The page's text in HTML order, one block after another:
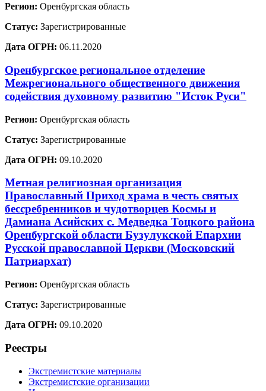
Регион: Оренбургская область
Статус: Зарегистрированные
Дата ОГРН: 06.11.2020
Оренбургское региональное отделение
Межрегионального общественного движения
содействия духовному развитию "Исток Руси"
Регион: Оренбургская область
Статус: Зарегистрированные
Дата ОГРН: 09.10.2020
Метная религиозная организация
Православный Приход храма в честь святых
бессребренников и чудотворцев Космы и
Дамиана Асийских с. Медведка Тоцкого района
Оренбургской области Бузулукской Епархии
Русской православной Церкви (Московский
Патриархат)
Регион: Оренбургская область
Статус: Зарегистрированные
Дата ОГРН: 09.10.2020
Реестры
Экстремистские материалы
Экстремистские организации